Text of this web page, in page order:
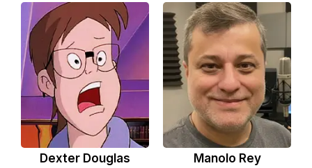
Dexter Douglas Manolo Rey